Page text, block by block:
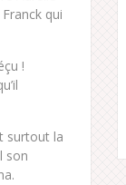
qui
!
surtout la
son